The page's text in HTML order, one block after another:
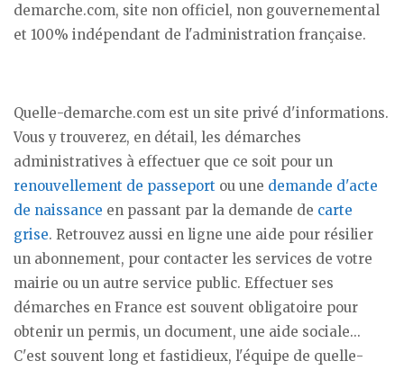
demarche.com, site non officiel, non gouvernemental
et 100% indépendant de l'administration française.
Quelle-demarche.com est un site privé d'informations.
Vous y trouverez, en détail, les démarches
administratives à effectuer que ce soit pour un
renouvellement de passeport ou une demande d'acte
de naissance en passant par la demande de carte
grise. Retrouvez aussi en ligne une aide pour résilier
un abonnement, pour contacter les services de votre
mairie ou un autre service public. Effectuer ses
démarches en France est souvent obligatoire pour
obtenir un permis, un document, une aide sociale...
C'est souvent long et fastidieux, l'équipe de quelle-